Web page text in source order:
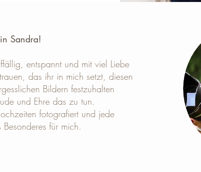
Sandra!
entspannt und mit viel Liebe
das ihr in mich setzt, diesen
Bildern festzuhalten
und Ehre das zu tun.
fotografiert und jede
für mich.